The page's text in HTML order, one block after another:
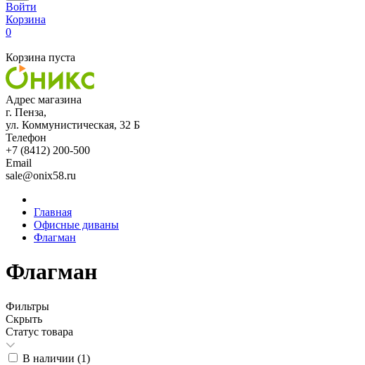
Войти
Корзина
0
Корзина пуста
Адрес магазина
г. Пенза,
ул. Коммунистическая, 32 Б
Телефон
+7 (8412) 200-500
Email
sale@onix58.ru
Главная
Офисные диваны
Флагман
Флагман
Фильтры
Скрыть
Статус товара
В наличии (1)